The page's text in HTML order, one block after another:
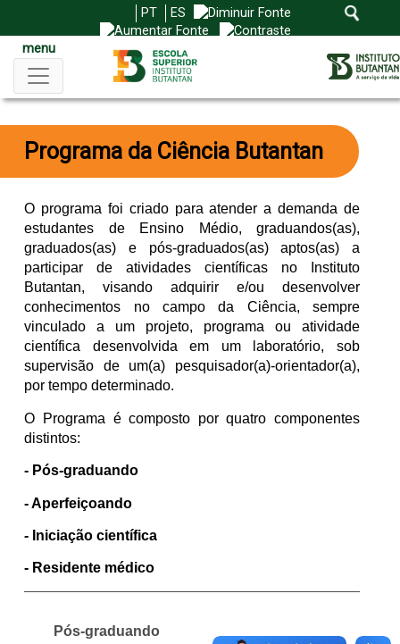
PT ES
menu
Programa da Ciência Butantan
O programa foi criado para atender a demanda de
estudantes de Ensino Médio, graduandos(as),
graduados(as) e pós-graduados(as) aptos(as) a
participar de atividades científicas no Instituto
Butantan, visando adquirir e/ou desenvolver
conhecimentos no campo da Ciência, sempre
vinculado a um projeto, programa ou atividade
científica desenvolvida em um laboratório, sob
supervisão de um(a) pesquisador(a)-orientador(a),
por tempo determinado.
O Programa é composto por quatro componentes
distintos:
- Pós-graduando
-Aperfeiçoando
- Iniciação científica
- Residente médico
Pós-graduando